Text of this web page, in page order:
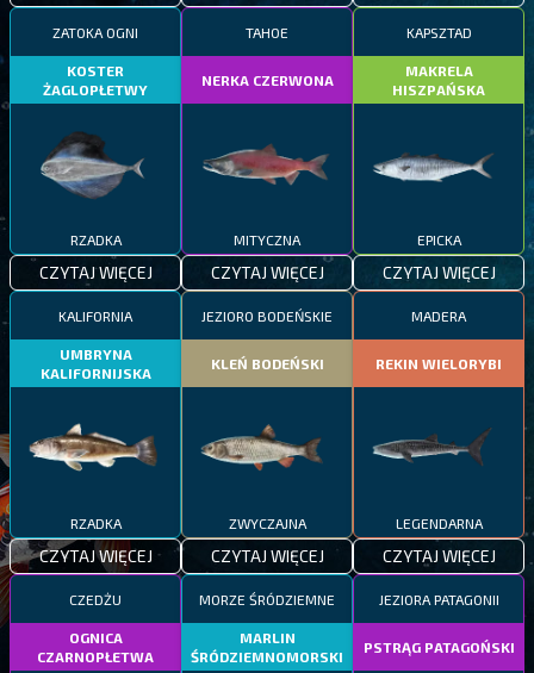
ZATOKA OGNI
KOSTER
ŻAGLOPŁETWY
RZADKA
CZYTAJ WIĘCEJ
TAHOE
NERKA CZERWONA
MITYCZNA
CZYTAJ WIĘCEJ
KAPSZTAD
MAKRELA
HISZPAŃSKA
EPICKA
CZYTAJ WIĘCEJ
KALIFORNIA
UMBRYNA
KALIFORNIJSKA
RZADKA
CZYTAJ WIĘCEJ
JEZIORO BODEŃSKIE
KLEŃ BODEŃSKI
ZWYCZAJNA
CZYTAJ WIĘCEJ
MADERA
REKIN WIELORYBI
LEGENDARNA
CZYTAJ WIĘCEJ
CZEDŻU
OGNICA
CZARNOPŁETWA
MORZE ŚRÓDZIEMNE
MARLIN
ŚRÓDZIEMNOMORSKI
JEZIORA PATAGONII
PSTRĄG PATAGOŃSKI